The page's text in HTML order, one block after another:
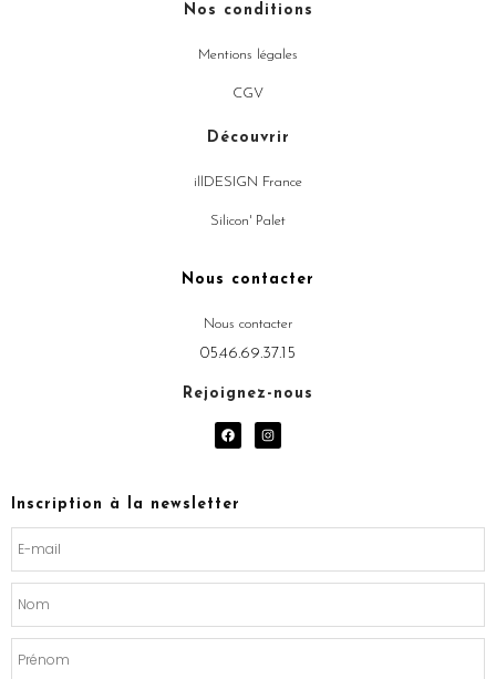
Nos conditions
Mentions légales
CGV
Découvrir
illDESIGN France
Silicon' Palet
Nous contacter
Nous contacter
05.46.69.37.15
Rejoignez-nous
F
a
o
I
n
Inscription à la newsletter